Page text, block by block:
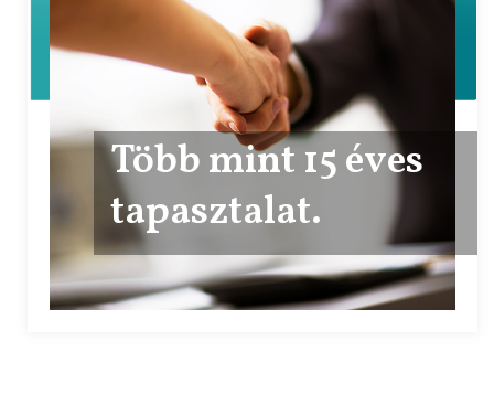
Több mint 15 éves
tapasztalat.